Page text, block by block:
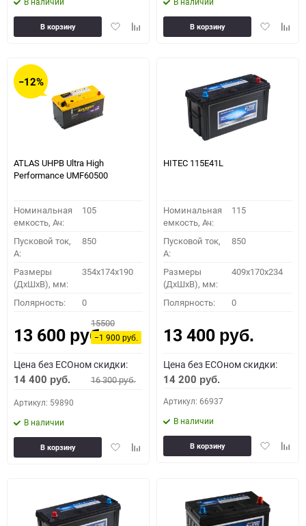
ДобавитьДобавить
В корзину
Добавить
В корзину
−12%
ATLAS UHPB Ultra High
Performance UMF60500
Номинальная
емкость, Ач:
105
Пусковой ток,
A:
850
Размеры
(ДхШхВ), мм:
354x174x190
Полярность: 0
13 600 руб.
15500
−1 900руб.
Цена без ECOном скидки:
14 400 руб. 16 300руб.
Артикул: 59890
В наличии
ДобавитьДобавить
В корзину
HITEC 115E41L
Номинальная
емкость, Ач:
115
Пусковой ток,
A:
850
Размеры
(ДхШхВ), мм:
409x170x234
Полярность: 0
13 400 руб.
Цена без ECOном скидки:
14 200 руб.
Артикул: 66937
В наличии
Добавить
В корзину